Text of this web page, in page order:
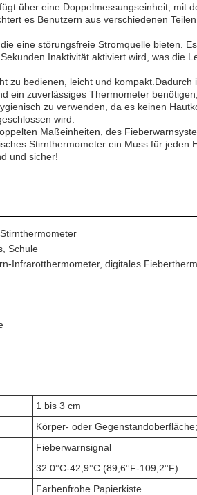
über eine Doppelmessungseinheit, mit
es Benutzern aus verschiedenen
eine störungsfreie Stromquelle bieten.
Inaktivität aktiviert wird, was die
zu bedienen, leicht und kompakt.Dadurch
ein zuverlässiges Thermometer
zu verwenden, da es keinen
wird.
Maßeinheiten, des
Stirnthermometer ein Muss für jeden
und sicher!
Schule
Infrarotthermometer, digitales
1 bis 3 cm
Körper- oder
Fieberwarnsignal
32.0°C-42,9°C (89,6°F-109,2°F)
Farbenfrohe Papierkiste